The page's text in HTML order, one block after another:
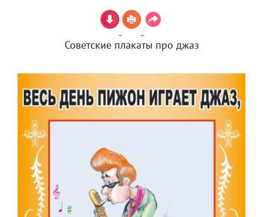
Советские плакаты про джаз